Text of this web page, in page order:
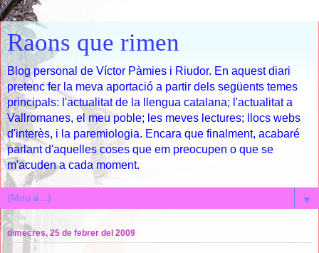
Raons que rimen
Blog personal de Víctor Pàmies i Riudor. En aquest diari
pretenc fer la meva aportació a partir dels següents temes
principals: l'actualitat de la llengua catalana; l'actualitat a
Vallromanes, el meu poble; les meves lectures; llocs webs
d'interès, i la paremiologia. Encara que finalment, acabaré
parlant d'aquelles coses que em preocupen o que se
m'acuden a cada moment.
▼
dimecres, 25 de febrer del 2009